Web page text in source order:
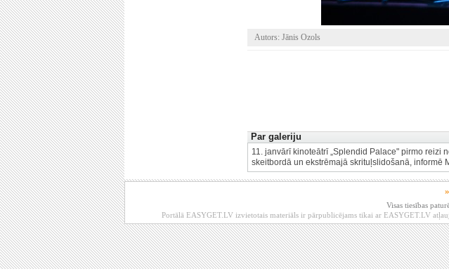
Autors: Jānis Ozols
Par galeriju
11. janvārī kinoteātrī „Splendid Palace" pirmo reizi
skeitbordā un ekstrēmajā skrituļslidošanā, informē
»
Visas tiesības
Portālā EASYGET.LV izvietotais materiāls ir pārpublicējams tikai ar EASYGET.LV